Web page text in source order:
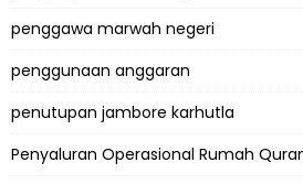
penggawa marwah negeri
penggunaan anggaran
penutupan jambore karhutla
Penyaluran Operasional Rumah